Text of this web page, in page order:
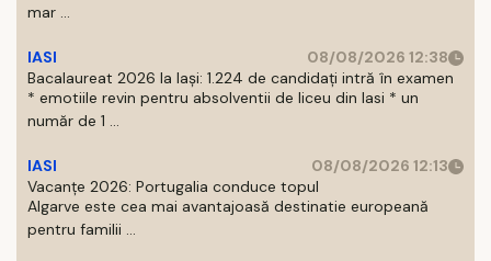
mar ...
IASI
08/08/2026 12:38
Bacalaureat 2026 la Iași: 1.224 de candidați intră în examen
* emotiile revin pentru absolventii de liceu din Iasi * un
număr de 1 ...
IASI
08/08/2026 12:13
Vacanțe 2026: Portugalia conduce topul
Algarve este cea mai avantajoasă destinatie europeană
pentru familii ...